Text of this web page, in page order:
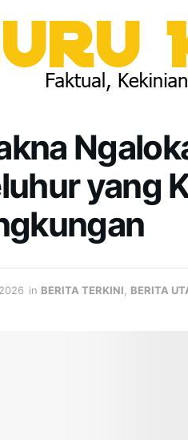
yang
in BERITA TERKINI BERITA